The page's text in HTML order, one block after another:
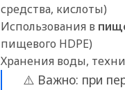
средства, кислоты)
Использования в
пищевого HDPE)
Хранения воды,
⚠️ Важно: при